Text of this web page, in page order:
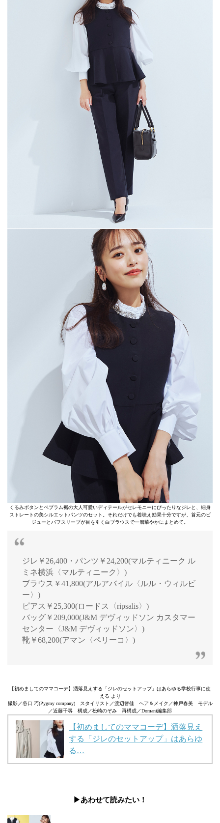
くるみボタンとペプラム裾の大人可愛いディテールがセレモニーにぴったりなジレと、細身
ストレートの美シルエットパンツのセット。それだけでも着映え効果十分ですが、首元のビ
ジューとパフスリーブが目を引く白ブラウスで一層華やかにまとめて。
ジレ￥26,400・パンツ￥24,200(マルティニーク ル
ミネ横浜〈マルティニーク〉)
ブラウス￥41,800(アルアバイル〈ルル・ウィルビ
ー〉)
ピアス￥25,300(ロードス〈ripsalis〉)
バッグ￥209,000(J&M デヴィッドソン カスタマー
センター〈J&M デヴィッドソン〉)
靴￥68,200(アマン〈ペリーコ〉)
【初めましてのママコーデ】洒落見えする「ジレのセットアップ」はあらゆる学校行事に使
える より
撮影／谷口 巧(Pygmy company) スタイリスト／渡辺智佳 ヘア＆メイク／神戸春美 モデル
／近藤千尋 構成／松崎のぞみ 再構成／Domani編集部
【初めましてのママコーデ】洒落見え
する「ジレのセットアップ」はあらゆ
る…
▶︎あわせて読みたい！